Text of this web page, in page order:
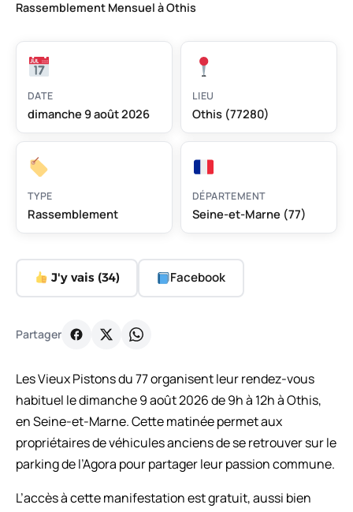
Rassemblement Mensuel à Othis
DATE
dimanche 9 août 2026
LIEU
Othis (77280)
TYPE
Rassemblement
DÉPARTEMENT
Seine-et-Marne (77)
J'y vais (34) Facebook
Partager
Les Vieux Pistons du 77 organisent leur rendez-vous
habituel le dimanche 9 août 2026 de 9h à 12h à Othis,
en Seine-et-Marne. Cette matinée permet aux
propriétaires de véhicules anciens de se retrouver sur le
parking de l’Agora pour partager leur passion commune.
L’accès à cette manifestation est gratuit, aussi bien